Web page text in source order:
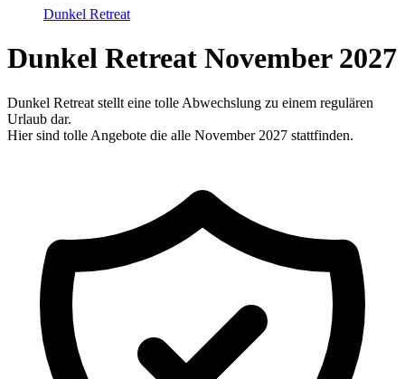
Dunkel Retreat
Dunkel Retreat November 2027
Dunkel Retreat stellt eine tolle Abwechslung zu einem regulären
Urlaub dar.
Hier sind tolle Angebote die alle November 2027 stattfinden.